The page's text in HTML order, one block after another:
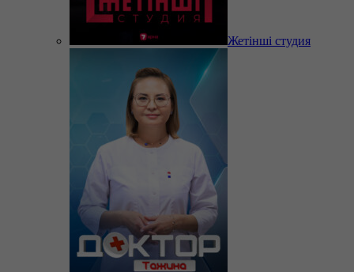
Жетінші студия